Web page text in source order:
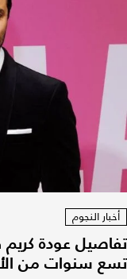
أخبار النجوم
تفاصيل عودة
تسع سنوات من